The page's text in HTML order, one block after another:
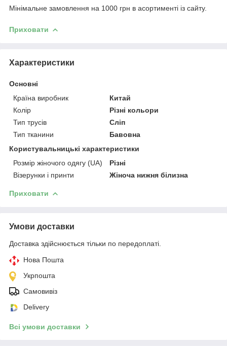
Мінімальне замовлення на 1000 грн в асортименті із сайту.
Приховати
Характеристики
Основні
Країна виробник
Китай
Колір
Різні кольори
Тип трусів
Сліп
Тип тканини
Бавовна
Користувальницькі характеристики
Розмір жіночого одягу (UA)
Різні
Візерунки і принти
Жіноча нижня білизна
Приховати
Умови доставки
Доставка здійснюється тільки по передоплаті.
Нова Пошта
Укрпошта
Самовивіз
Delivery
Всі умови доставки